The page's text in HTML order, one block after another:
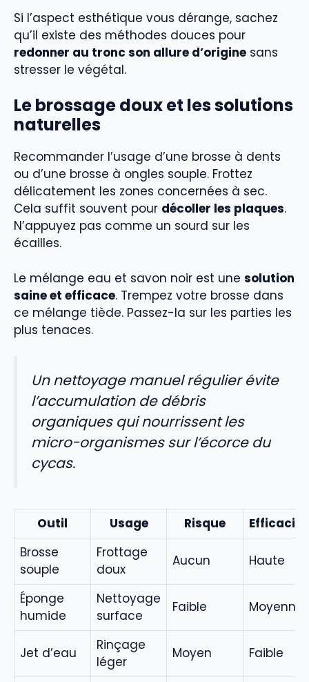
Si l’aspect esthétique vous dérange, sachez
qu’il existe des méthodes douces pour
redonner au tronc son allure d’origine sans
stresser le végétal.
Le brossage doux et les solutions
naturelles
Recommander l’usage d’une brosse à dents
ou d’une brosse à ongles souple. Frottez
délicatement les zones concernées à sec.
Cela suffit souvent pour décoller les plaques.
N’appuyez pas comme un sourd sur les
écailles.
Le mélange eau et savon noir est une solution
saine et efficace. Trempez votre brosse dans
ce mélange tiède. Passez-la sur les parties les
plus tenaces.
Un nettoyage manuel régulier évite
l’accumulation de débris
organiques qui nourrissent les
micro-organismes sur l’écorce du
cycas.
Outil Usage Risque
Efficacité
Brosse
souple
Frottage
doux
Aucun Haute
Éponge
humide
Nettoyage
surface
Faible Moyenne
Jet d’eau
Rinçage
léger
Moyen Faible